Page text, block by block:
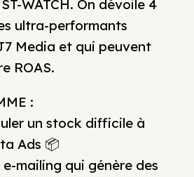
WATCH. On dévoile 4
ultra-performants
Media et qui peuvent
ROAS.
:
un stock difficile à
Ads 📦
mailing qui génère des